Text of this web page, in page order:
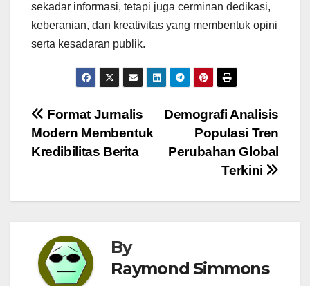
sekadar informasi, tetapi juga cerminan dedikasi,
keberanian, dan kreativitas yang membentuk opini
serta kesadaran publik.
Navigasi
pos
Demografi Analisis
Populasi Tren
Perubahan Global
Terkini
Format Jurnalis
Modern Membentuk
Kredibilitas Berita
By
Raymond Simmons